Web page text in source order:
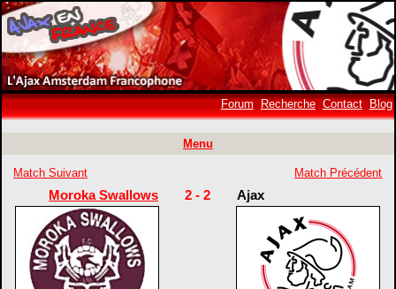
Forum Recherche Contact Blog
Menu
Match Suivant Match Précédent
Moroka Swallows 2 - 2 Ajax